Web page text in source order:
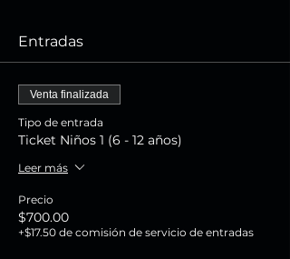
Entradas
Venta finalizada
Tipo de entrada
Ticket Niños 1 (6 - 12 años)
Leer más
Precio
$700.00
+$17.50 de comisión de servicio de entradas